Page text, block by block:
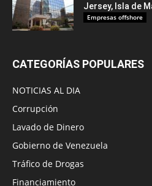
Jersey, Isla de
Empresas offshore
CATEGORÍAS POPULARES
NOTICIAS AL DIA
Corrupción
Lavado de Dinero
Gobierno de Venezuela
Tráfico de Drogas
Financiamiento